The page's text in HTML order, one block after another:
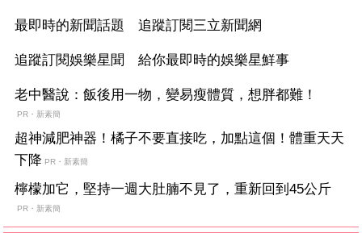
最即時的新聞話題 追蹤訂閱三立新聞網
追蹤訂閱娛樂星聞 給你最即時的娛樂星鮮事
老中醫說：飯後用一物，變易瘦體質，想胖都難！
PR・新素簡
超神減肥神器！橘子不要直接吃，加點這個！體重天天
下降 PR・新素簡
檸檬加它，堅持一週大肚腩不見了，重新回到45公斤
PR・新素簡